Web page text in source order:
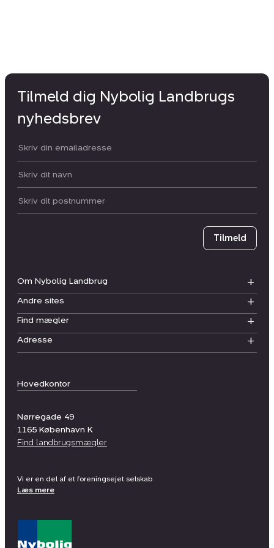
Hovedkontor
Nørregade 49
1165 København K
Find landbrugsmægler
Om Nybolig Landbrug
Andre sites
Find mægler
Adresse
Tilmeld dig Nybolig Landbrugs
nyhedsbrev
Din email:
Dit navn:
Postnummer
Tilmeld
Vi er en del af et foreningsejet selskab
Læs mere